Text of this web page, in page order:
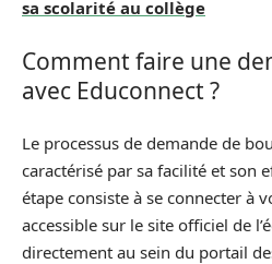
sa scolarité au collège
Comment faire une
avec Educonnect ?
Le processus de demande de
caractérisé par sa facilité et son
étape consiste à se connecter à
accessible sur le site officiel de
directement au sein du portail